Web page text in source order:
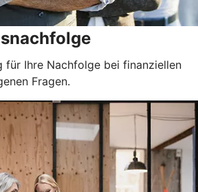
für Ihre Nachfolge bei finanziellen
Fragen.